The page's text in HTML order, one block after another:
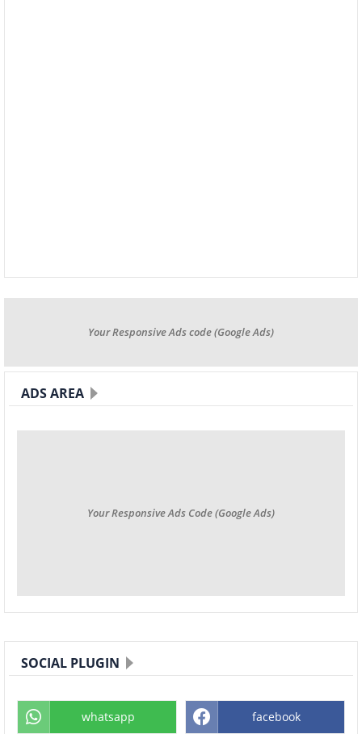
Your Responsive Ads code (Google Ads)
ADS AREA
Your Responsive Ads Code (Google Ads)
SOCIAL PLUGIN
whatsapp facebook